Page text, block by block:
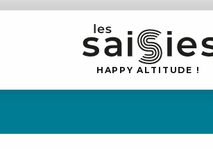
HAP PY ALTI T UDE !